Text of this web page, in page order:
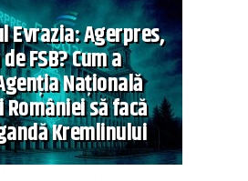
Evrazia: Agerpres,
FSB? Cum a
Națională
să facă
Kremlinului